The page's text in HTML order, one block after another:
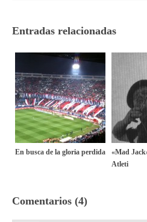
Entradas relacionadas
En busca de la gloria perdida
«Mad
Atleti
Comentarios (4)